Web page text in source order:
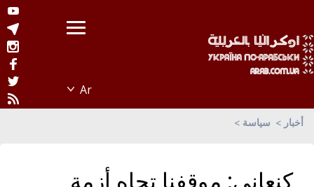
أخبار سياسة
كنعاني: موقفنا تجاه أزمة